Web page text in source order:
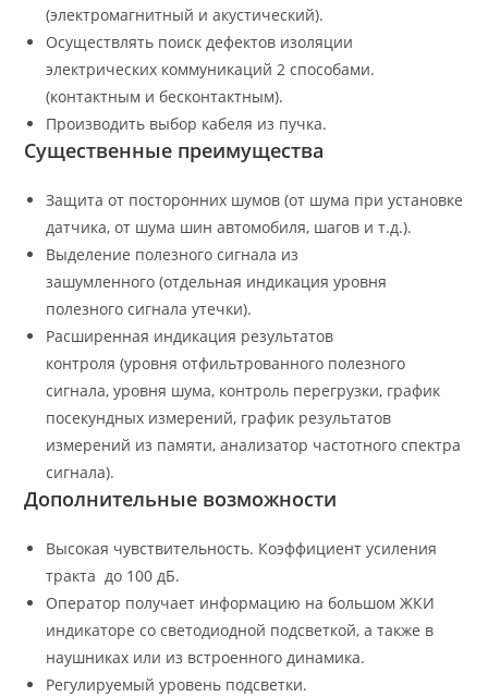
(электромагнитный и акустический).
Осуществлять поиск дефектов изоляции
электрических коммуникаций 2 способами.
(контактным и бесконтактным).
Производить выбор кабеля из пучка.
Существенные преимущества
Защита от посторонних шумов (от шума при установке
датчика, от шума шин автомобиля, шагов и т.д.).
Выделение полезного сигнала из
зашумленного (отдельная индикация уровня
полезного сигнала утечки).
Расширенная индикация результатов
контроля (уровня отфильтрованного полезного
сигнала, уровня шума, контроль перегрузки, график
посекундных измерений, график результатов
измерений из памяти, анализатор частотного спектра
сигнала).
Дополнительные возможности
Высокая чувствительность. Коэффициент усиления
тракта ­ до 100 дБ.
Оператор получает информацию на большом ЖКИ
индикаторе со светодиодной подсветкой, а также в
наушниках или из встроенного динамика.
Регулируемый уровень подсветки.